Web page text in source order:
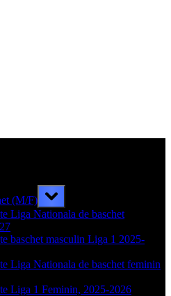
(M/F)
Toggle
sub-
menu
Liga Nationala de baschet
baschet masculin Liga 1 2025-
Liga Nationala de baschet feminin
Liga 1 Feminin, 2025-2026